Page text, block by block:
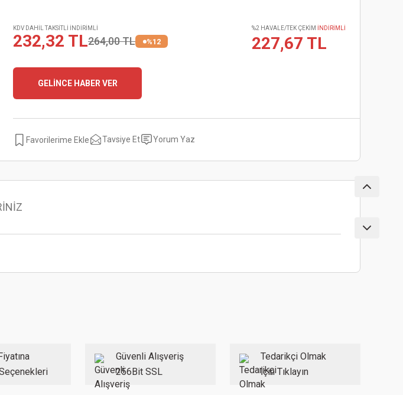
KDV DAHİL TAKSİTLİ İNDİRİMLİ
232,32 TL264,00 TL %12
%2 HAVALE/TEK ÇEKİM İNDİRİMLİ
227,67 TL
GELİNCE HABER VER
Tavsiye Et Yorum Yaz
Güvenli Alışveriş
256Bit SSL
Tedarikçi Olmak
İçin Tıklayın